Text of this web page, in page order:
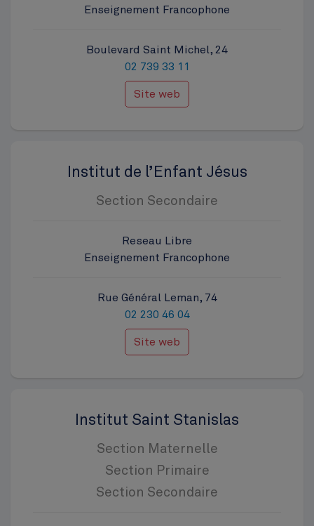
Enseignement Francophone
Boulevard Saint Michel, 24
02 739 33 11
Site web
Institut de l’Enfant Jésus
Section Secondaire
Reseau Libre
Enseignement Francophone
Rue Général Leman, 74
02 230 46 04
Site web
Institut Saint Stanislas
Section Maternelle
Section Primaire
Section Secondaire